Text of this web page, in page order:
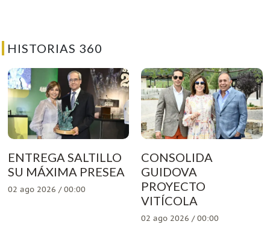
HISTORIAS 360
ENTREGA SALTILLO
SU MÁXIMA PRESEA
02 ago 2026 / 00:00
CONSOLIDA
GUIDOVA
PROYECTO
VITÍCOLA
02 ago 2026 / 00:00